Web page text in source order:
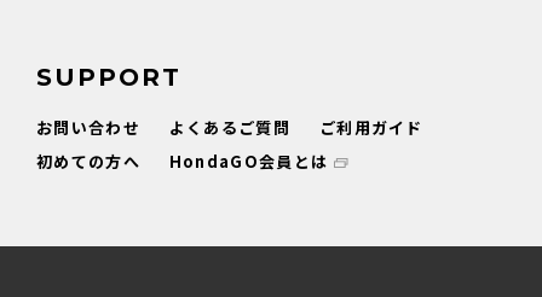
SUPPORT
お問い合わせ よくあるご質問
ご利用ガイド
初めての方へ
HondaGO会員とは